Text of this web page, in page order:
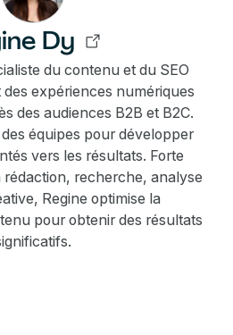
Dy
du contenu et du SEO
expériences numériques
des audiences B2B et B2C.
équipes pour développer
vers les résultats. Forte
recherche, analyse
Regine optimise la
pour obtenir des résultats